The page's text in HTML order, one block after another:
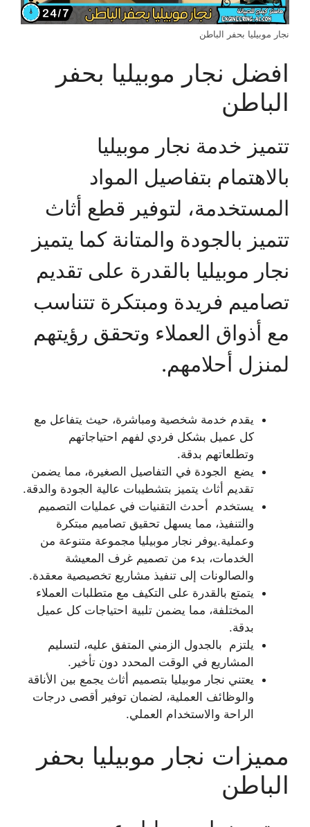
نجار موبيليا بحفر الباطن
افضل نجار موبيليا بحفر
الباطن
تتميز خدمة نجار موبيليا
بالاهتمام بتفاصيل المواد
المستخدمة، لتوفير قطع أثاث
تتميز بالجودة والمتانة كما يتميز
نجار موبيليا بالقدرة على تقديم
تصاميم فريدة ومبتكرة تتناسب
مع أذواق العملاء وتحقق رؤيتهم
لمنزل أحلامهم.
يقدم خدمة شخصية ومباشرة، حيث يتفاعل مع
كل عميل بشكل فردي لفهم احتياجاتهم
وتطلعاتهم بدقة.
يضع الجودة في التفاصيل الصغيرة، مما يضمن
تقديم أثاث يتميز بتشطيبات عالية الجودة والدقة.
يستخدم أحدث التقنيات في عمليات التصميم
والتنفيذ، مما يسهل تحقيق تصاميم مبتكرة
وعملية.يوفر نجار موبيليا مجموعة متنوعة من
الخدمات، بدء من تصميم غرف المعيشة
والصالونات إلى تنفيذ مشاريع تخصيصية معقدة.
يتمتع بالقدرة على التكيف مع متطلبات العملاء
المختلفة، مما يضمن تلبية احتياجات كل عميل
بدقة.
يلتزم بالجدول الزمني المتفق عليه، لتسليم
المشاريع في الوقت المحدد دون تأخير.
يعتني نجار موبيليا بتصميم أثاث يجمع بين الأناقة
والوظائف العملية، لضمان توفير أقصى درجات
الراحة والاستخدام العملي.
مميزات نجار موبيليا بحفر
الباطن